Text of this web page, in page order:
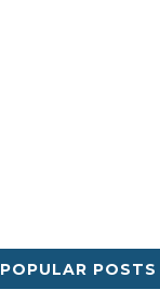
POPULAR POSTS